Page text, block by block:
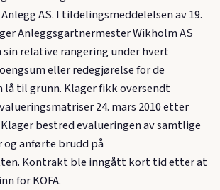
AS. I tildelingsmeddelelsen av 19.
Anleggsgartnermester Wikholm AS
relative rangering under hvert
eller redegjørelse for de
lå til grunn. Klager fikk oversendt
24. mars 2010 etter
bestred evalueringen av samtlige
anførte brudd på
Kontrakt ble inngått kort tid etter at
for KOFA.